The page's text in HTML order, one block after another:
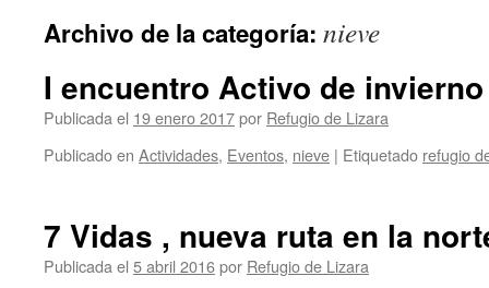
Archivo de la categoría: nieve
I encuentro Activo de
Publicada el 19 enero 2017por Refugio de Lizara
Publicado en Actividades, Eventos, nieve | Etiquetado refugio
7 Vidas , nueva ruta en la
Publicada el 5 abril 2016por Refugio de Lizara